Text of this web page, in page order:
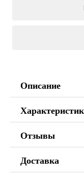
Описание
Отзывы
Доставка